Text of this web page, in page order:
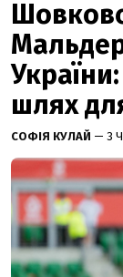
шлях
СОФІЯ КУЛАЙ — 3